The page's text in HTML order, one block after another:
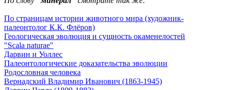
По страницам истории животного мира (художник-
палеонтолог К.К. Флёров)
Геологическая эволюция и сущность окаменелостей
"Scala naturae"
Дарвин и Уоллес
Палеонтологические доказательства эволюции
Родословная человека
Вернадский Владимир Иванович (1863-1945)